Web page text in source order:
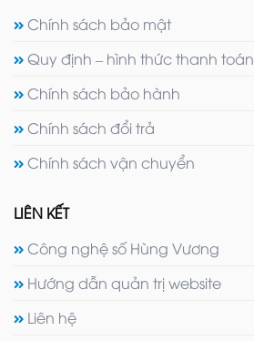
Chính sách bảo mật
Quy định – hình thức thanh toán
Chính sách bảo hành
Chính sách đổi trả
Chính sách vận chuyển
LIÊN KẾT
Công nghệ số Hùng Vương
Hướng dẫn quản trị website
Liên hệ